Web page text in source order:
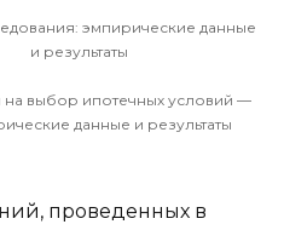
на выбор ипотечных условий —
данные и результаты
проведенных в